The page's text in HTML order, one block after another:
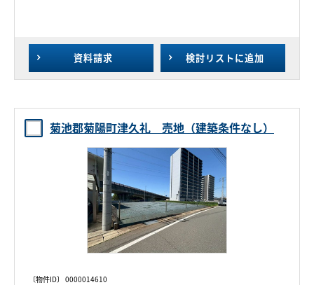
資料請求 検討リストに追加
菊池郡菊陽町津久礼 売地（建築条件なし）
〔物件ID〕 0000014610